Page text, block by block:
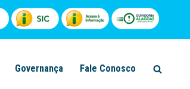
Governança Fale Conosco